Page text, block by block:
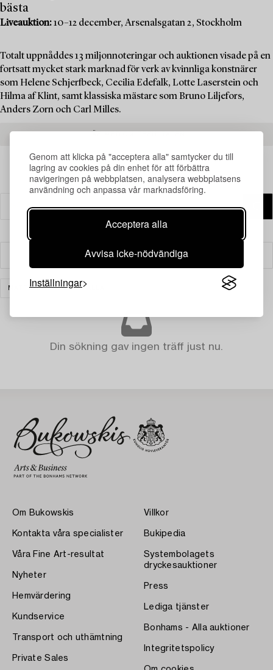
Genom att klicka på "acceptera alla" samtycker du till
lagring av cookies på din enhet för att förbättra
navigeringen på webbplatsen, analysera webbplatsens
användning och anpassa vår marknadsföring.
Acceptera alla
Avvisa icke-nödvändiga
Inställningar
bästa
Liveauktion:10–12 december, Arsenalsgatan 2, Stockholm
Totalt uppnåddes 13 miljonnoteringar och auktionen visade på en
fortsatt mycket stark marknad för verk av kvinnliga konstnärer
som Helene Schjerfbeck, Cecilia Edefalk, Lotte Laserstein och
Hilma af Klint, samt klassiska mästare som Bruno Liljefors,
Anders Zorn och Carl Milles.
Filter
MATTOR RENSA ALLA
Din sökning gav ingen träff just nu.
Om Bukowskis
Kontakta våra specialister
Våra Fine Art-resultat
Nyheter
Hemvärdering
Kundservice
Transport och uthämtning
Private Sales
Villkor
Bukipedia
Systembolagets
dryckesauktioner
Press
Lediga tjänster
Bonhams - Alla auktioner
Integritetspolicy